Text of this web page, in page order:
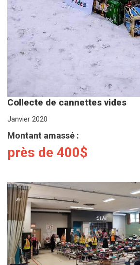
Collecte de cannettes vides
Janvier 2020
Montant amassé :
près de 400$